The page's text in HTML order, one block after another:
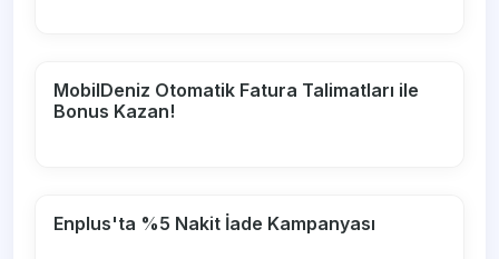
MobilDeniz Otomatik Fatura Talimatları ile
Bonus Kazan!
Enplus'ta %5 Nakit İade Kampanyası